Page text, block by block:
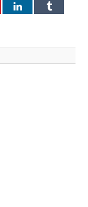
LinkedInTumblr